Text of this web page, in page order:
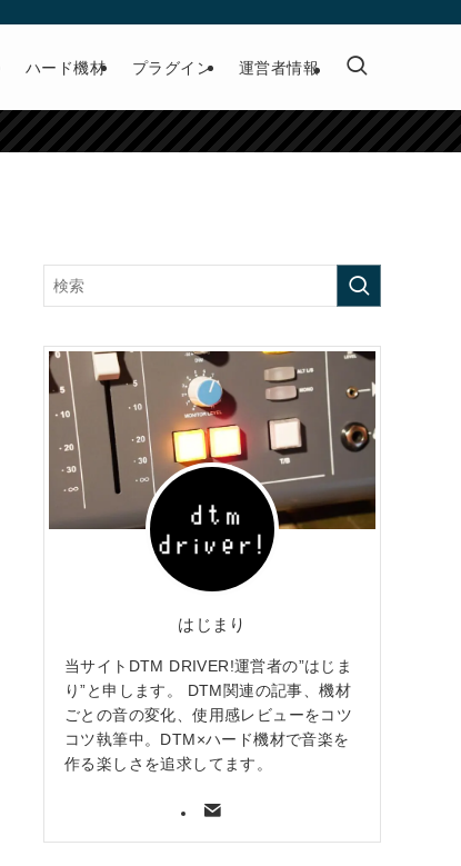
ハード機材 プラグイン 運営者情報
はじまり
当サイトDTM DRIVER!運営者の”はじま
り”と申します。 DTM関連の記事、機材
ごとの音の変化、使用感レビューをコツ
コツ執筆中。DTM×ハード機材で音楽を
作る楽しさを追求してます。